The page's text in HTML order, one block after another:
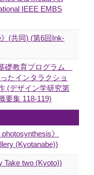
IEEE EMBS
(共同) (第6回Ink-
礎教育プログラム
たインタラクショ
(デザイン学研究第
要集 118-119)
》
(Kyotanabe))
Take two (Kyoto))